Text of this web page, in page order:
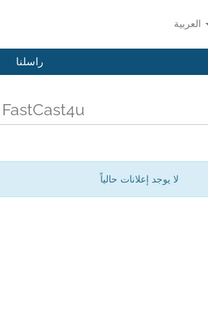
راسلنا
عرض الكل من FastCast4u
لا يوجد إعلانات حالياً